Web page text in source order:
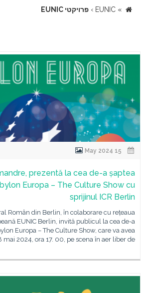
»
EUNIC
› פרויקטי EUNIC
prezentă la cea de-a șaptea
Europa – The Culture Show cu
sprijinul ICR Berlin
Român din Berlin, în colaborare cu rețeaua
EUNIC Berlin, invită publicul la cea de-a
Europa – The Culture Show, care va avea
mai 2024, ora 17. 00, pe scena în aer liber de